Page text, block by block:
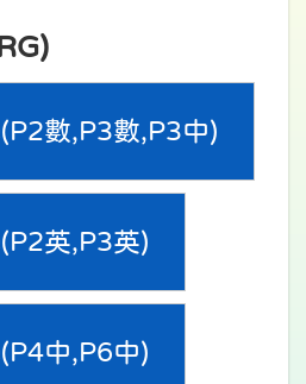
數,P3數,P3中)
英,P3英)
中,P6中)